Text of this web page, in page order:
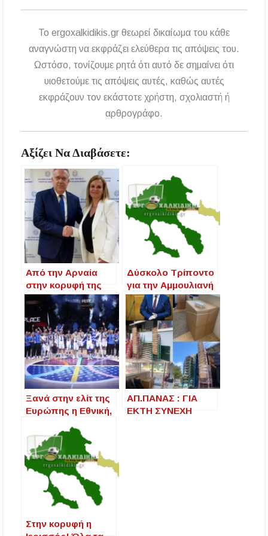
To ergoxalkidikis.gr θεωρεί δικαίωμα του κάθε
αναγνώστη να εκφράζει ελεύθερα τις απόψεις του.
Ωστόσο, τονίζουμε ρητά ότι αυτό δε σημαίνει ότι
υιοθετούμε τις απόψεις αυτές, καθώς αυτές
εκφράζουν τον εκάστοτε χρήστη, σχολιαστή ή
αρθρογράφο.
Αξίζει Να Διαβάσετε:
Από την Αρναία
στην κορυφή της
Ευρώπης η Μαρία
Παπατζίκου
Δύσκολο Τρίποντο
για την Αμμουλιανή
– Στην Κορυφή με
+8 από τη Δεύτερη
Ξανά στην ελίτ της
Ευρώπης η Εθνική,
ατόφιο χρυσάφι
μετά από 16 χρόνια
ΑΠ.ΠΑΝΑΣ : ΓΙΑ
ΕΚΤΗ ΣΥΝΕΧΗ
Στην κορυφή η